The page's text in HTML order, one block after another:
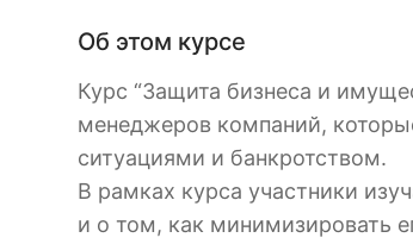
Об этом курсе
Курс “Защита бизнеса и
менеджеров компаний,
ситуациями и банкротством.
В рамках курса участники
и о том, как минимизировать